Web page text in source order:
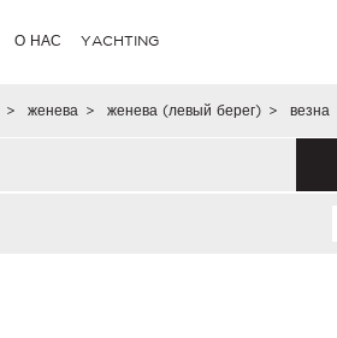
О НАС YACHTING
> женева > женева (левый берег) > везна